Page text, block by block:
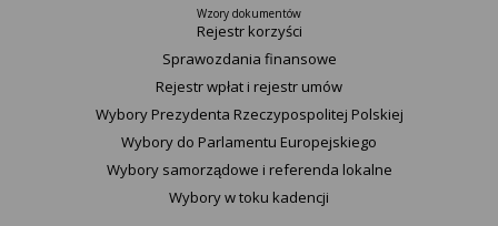
Wzory dokumentów
Rejestr korzyści
Sprawozdania finansowe
Rejestr wpłat i rejestr umów
Wybory Prezydenta Rzeczypospolitej Polskiej
Wybory do Parlamentu Europejskiego
Wybory samorządowe i referenda lokalne
Wybory w toku kadencji